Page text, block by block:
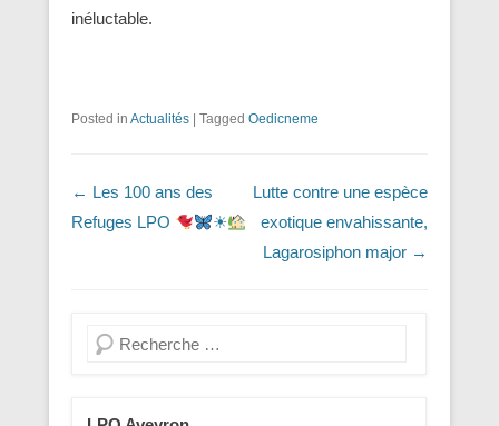
inéluctable.
Posted in Actualités Tagged Oedicneme
Navigation dans les articles
← Les 100 ans des
Refuges LPO
☀
Lutte contre une espèce
exotique envahissante,
Lagarosiphon major →
Recherche